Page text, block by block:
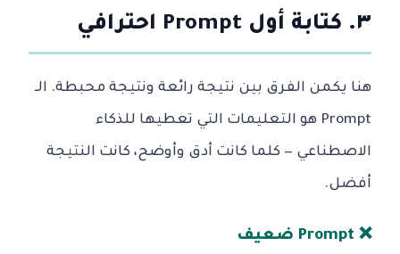
٣. كتابة أول Prompt احترافي
هنا يكمن الفرق بين نتيجة رائعة ونتيجة محبطة. الـ
Prompt هو التعليمات التي تعطيها للذكاء
الاصطناعي — كلما كانت أدق وأوضح، كانت النتيجة
أفضل.
❌ Prompt ضعيف